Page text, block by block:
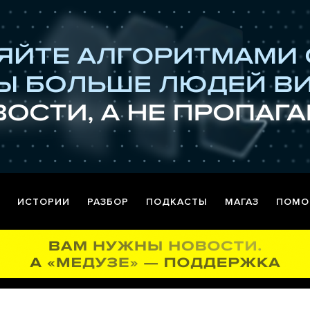
ИСТОРИИ РАЗБОР ПОДКАСТЫ МАГАЗ